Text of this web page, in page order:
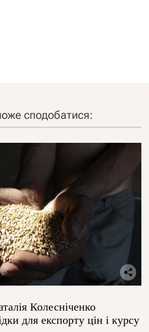
сподобатися:
Колесніченко
для експорту цін і курсу